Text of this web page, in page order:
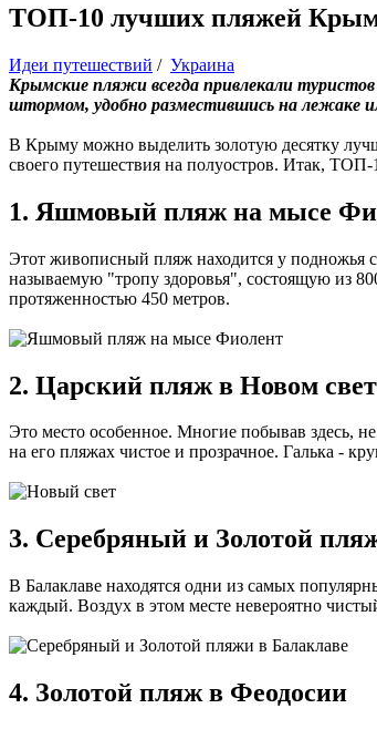
ТОП-10 лучших пляжей
Идеи путешествий / Украина
Крымские пляжи всегда привлекали
штормом, удобно разместившись на лежаке
В Крыму можно выделить золотую десятку
своего путешествия на полуостров. Итак,
1. Яшмовый пляж на мысе
Этот живописный пляж находится у подножья
называемую "тропу здоровья", состоящую из
протяженностью 450 метров.
2. Царский пляж в Новом
Это место особенное. Многие побывав здесь,
на его пляжах чистое и прозрачное. Галька -
3. Серебряный и Золотой
В Балаклаве находятся одни из самых
каждый. Воздух в этом месте невероятно
4. Золотой пляж в Феодосии